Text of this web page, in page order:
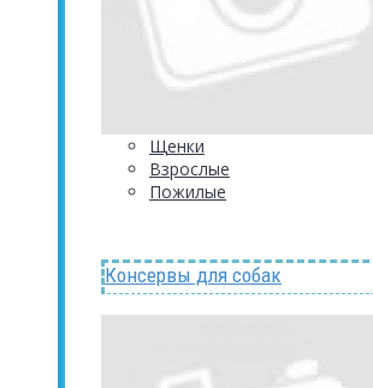
Щенки
Взрослые
Пожилые
Консервы для собак